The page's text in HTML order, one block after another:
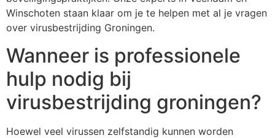
Winschoten staan klaar om je te helpen met al je vragen
over virusbestrijding Groningen.
Wanneer is professionele
hulp nodig bij
virusbestrijding groningen?
Hoewel veel virussen zelfstandig kunnen worden